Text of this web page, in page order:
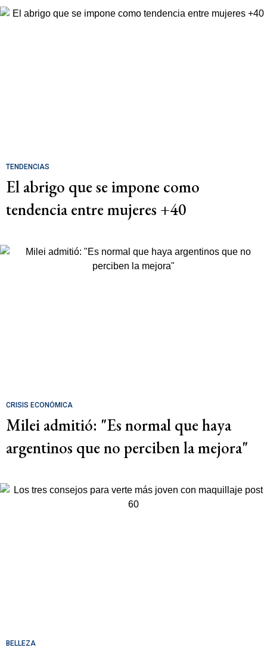
TENDENCIAS
El abrigo que se impone como
tendencia entre mujeres +40
CRISIS ECONÓMICA
Milei admitió: "Es normal que haya
argentinos que no perciben la mejora"
BELLEZA